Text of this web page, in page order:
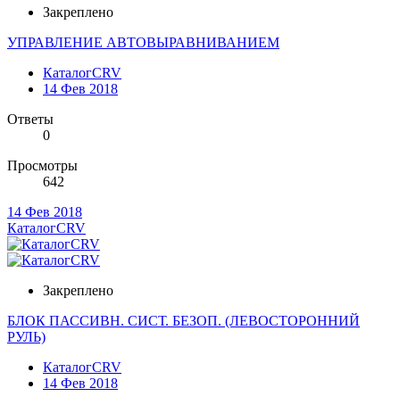
Закреплено
УПРАВЛЕНИЕ АВТОВЫРАВНИВАНИЕМ
КаталогCRV
14 Фев 2018
Ответы
0
Просмотры
642
14 Фев 2018
КаталогCRV
Закреплено
БЛОК ПАССИВН. СИСТ. БЕЗОП. (ЛЕВОСТОРОННИЙ
РУЛЬ)
КаталогCRV
14 Фев 2018